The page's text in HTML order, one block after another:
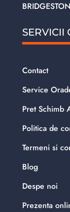
SERVICII
Contact
Service
Pret Schimb
Politica de
Termeni si
Blog
Despe noi
Prezenta